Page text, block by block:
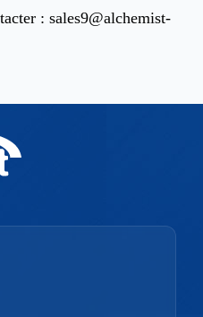
:sales9@alchemist-